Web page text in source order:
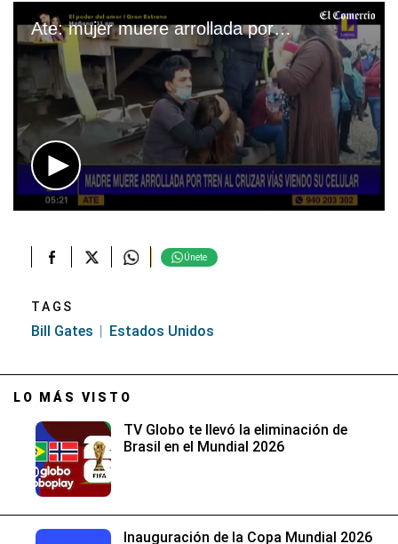
Ate: mujer muere arrollada por tren cuando cruzaba la Carretera Central
seconds
Únete
TAGS
Bill Gates Estados Unidos
LO MÁS VISTO
TV Globo te llevó la eliminación de
Brasil en el Mundial 2026
Inauguración de la Copa Mundial 2026